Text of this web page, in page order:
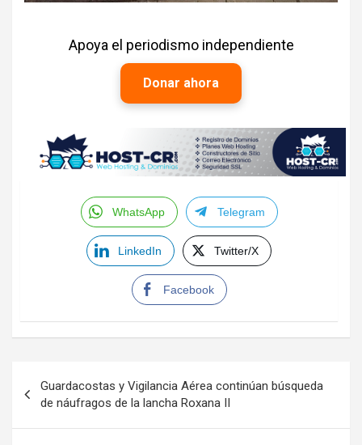
Apoya el periodismo independiente
Donar ahora
WhatsApp Telegram
LinkedIn Twitter/X
Facebook
de
entradas
Guardacostas y Vigilancia Aérea continúan búsqueda
de náufragos de la lancha Roxana II